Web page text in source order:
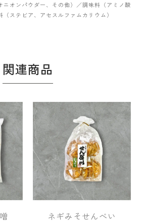
ニオンパウダー、その他）／調味料（アミノ酸
ステビア、アセスルファムカリウム）
関連商品
ネギみそせんべい